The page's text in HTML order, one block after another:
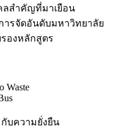
ลสำคัญที่มาเยือน
ารจัดอันดับมหาวิทยาลัย
องหลักสูตร
Waste
กับความยั่งยืน